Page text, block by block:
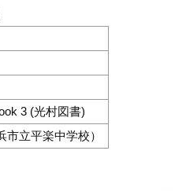
3 (光村図書)
市立平楽中学校）